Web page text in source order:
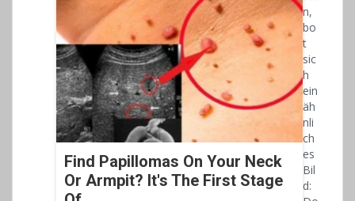
Find Papillomas On Your Neck
Or Armpit? It's The First Stage
n,
bo
t
sic
h
ein
äh
nli
ch
es
Bil
d: